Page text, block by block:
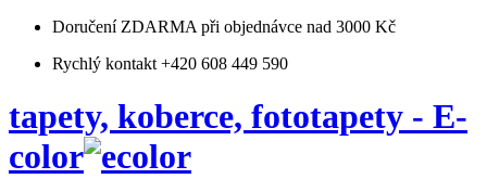
Doručení ZDARMA při objednávce nad 3000 Kč
Rychlý kontakt +420 608 449 590
tapety, koberce, fototapety - E-
color